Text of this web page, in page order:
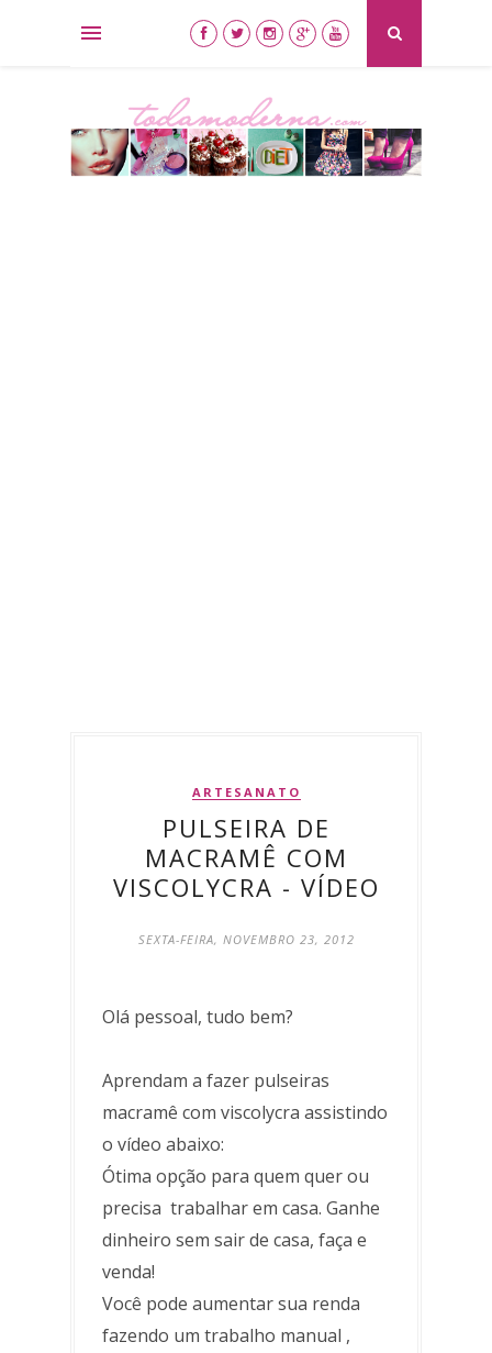
ARTESANATO
PULSEIRA DE
MACRAMÊ COM
VISCOLYCRA - VÍDEO
SEXTA-FEIRA, NOVEMBRO 23, 2012
Olá pessoal, tudo bem?
Aprendam a fazer pulseiras
macramê com viscolycra assistindo
o vídeo abaixo:
Ótima opção para quem quer ou
precisa trabalhar em casa. Ganhe
dinheiro sem sair de casa, faça e
venda!
Você pode aumentar sua renda
fazendo um trabalho manual ,